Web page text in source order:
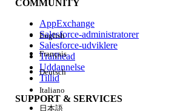
Experience
COMMUNITY
AppExchange
Salesforce-administratorer
Salesforce-udviklere
Trailhead
Uddannelse
Tillid
SUPPORT & SERVICES
English
Français
Deutsch
Italiano
日本語